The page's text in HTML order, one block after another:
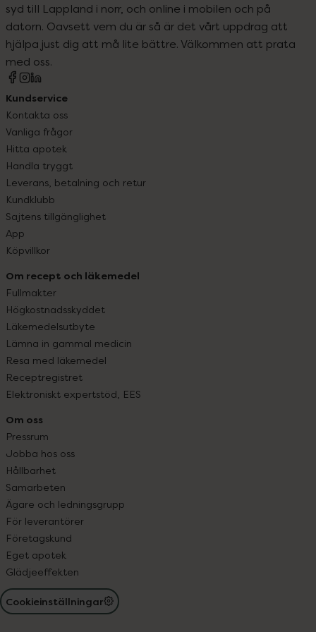
syd till Lappland i norr, och online i mobilen och på
datorn. Oavsett vem du är så är det vårt uppdrag att
hjälpa just dig att må lite bättre. Välkommen att prata
med oss.
Kundservice
Kontakta oss
Vanliga frågor
Hitta apotek
Handla tryggt
Leverans, betalning och retur
Kundklubb
Sajtens tillgänglighet
App
Köpvillkor
Om recept och läkemedel
Fullmakter
Högkostnadsskyddet
Läkemedelsutbyte
Lämna in gammal medicin
Resa med läkemedel
Receptregistret
Elektroniskt expertstöd, EES
Om oss
Pressrum
Jobba hos oss
Hållbarhet
Samarbeten
Ägare och ledningsgrupp
För leverantörer
Företagskund
Eget apotek
Glädjeeffekten
Cookieinställningar